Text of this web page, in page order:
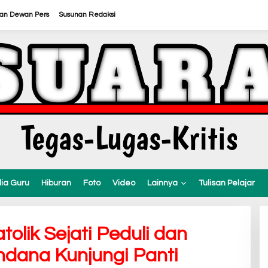
Dewan Pers Susunan Redaksi
Guru Hiburan Foto Video Lainnya Tulisan Pelajar
Sejati Peduli dan
Kunjungi Panti